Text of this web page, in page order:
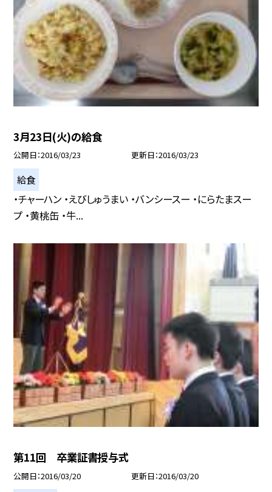
3月23日(火)の給食
公開日 2016/03/23 更新日 2016/03/23
給食
・チャーハン ・えびしゅうまい ・バンシースー ・にらたまスー
プ ・黄桃缶 ・牛...
第11回 卒業証書授与式
公開日 2016/03/20 更新日 2016/03/20